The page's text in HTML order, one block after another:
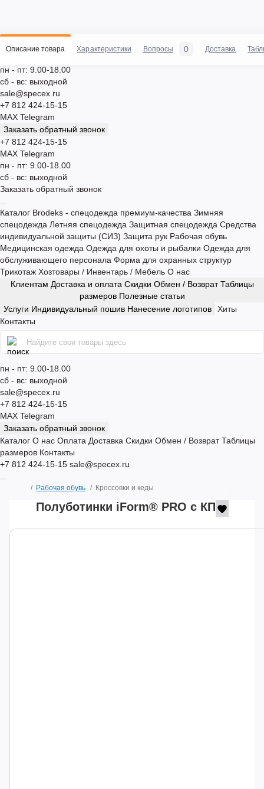
пн - пт: 9.00-18.00
сб - вс: выходной
sale@specex.ru
+7 812 424-15-15
MAX Telegram
Заказать обратный звонок
+7 812 424-15-15
MAX Telegram
пн - пт: 9.00-18.00
сб - вс: выходной
Заказать обратный звонок
Каталог Brodeks - спецодежда премиум-качества Зимняя
спецодежда Летняя спецодежда Защитная спецодежда Средства
индивидуальной защиты (СИЗ) Защита рук Рабочая обувь
Медицинская одежда Одежда для охоты и рыбалки Одежда для
обслуживающего персонала Форма для охранных структур
Трикотаж Хозтовары / Инвентарь / Мебель О нас
Клиентам Доставка и оплата Скидки Обмен / ВозвратТаблицы
размеров Полезные статьи
Услуги Индивидуальный пошив Нанесение логотипов
Хиты
Контакты
пн - пт: 9.00-18.00
сб - вс: выходной
sale@specex.ru
+7 812 424-15-15
MAX Telegram
Заказать обратный звонок
Каталог О нас Оплата Доставка Скидки Обмен / Возврат Таблицы
размеров Контакты
+7 812 424-15-15 sale@specex.ru
Рабочая обувь Кроссовки и кеды
Полуботинки iForm® PRO с КП
Описание товара Характеристики Вопросы 0 Доставка